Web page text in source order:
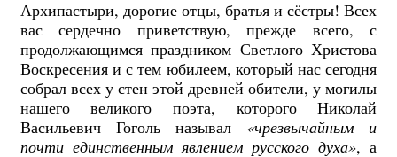
Архипастыри, дорогие отцы, братья и сёстры! Всех
вас сердечно приветствую, прежде всего, с
продолжающимся праздником Светлого Христова
Воскресения и с тем юбилеем, который нас сегодня
собрал всех у стен этой древней обители, у могилы
нашего великого поэта, которого Николай
Васильевич Гоголь называл «чрезвычайным и
почти единственным явлением русского духа», а